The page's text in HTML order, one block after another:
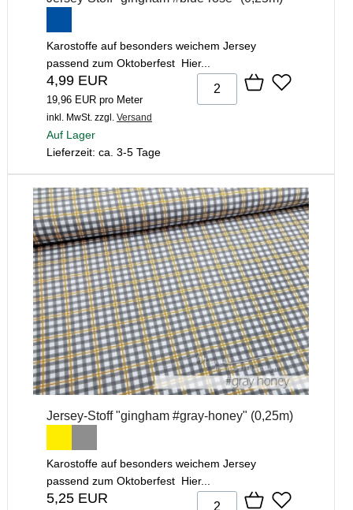
Karostoffe auf besonders weichem Jersey
passend zum Oktoberfest Hier...
4,99 EUR
19,96 EUR pro Meter
inkl. MwSt. zzgl. Versand
Auf Lager
Lieferzeit: ca. 3-5 Tage
Jersey-Stoff "gingham #gray-honey" (0,25m)
Karostoffe auf besonders weichem Jersey
passend zum Oktoberfest Hier...
5,25 EUR